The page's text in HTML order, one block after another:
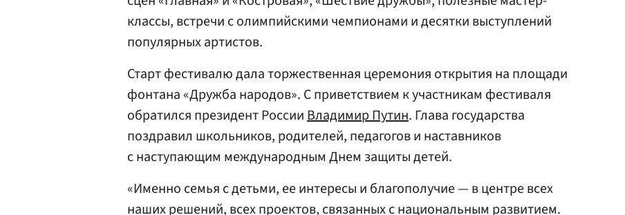
классы, встречи с олимпийскими чемпионами и десятки выступлений
популярных артистов.
Старт фестивалю дала торжественная церемония открытия на площади
фонтана «Дружба народов». С приветствием к участникам фестиваля
обратился президент РоссииВладимир Путин. Глава государства
поздравил школьников, родителей, педагогов и наставников
с наступающим международным Днем защиты детей.
«Именно семья с детьми, ее интересы и благополучие — в центре всех
наших решений, всех проектов, связанных с национальным развитием.